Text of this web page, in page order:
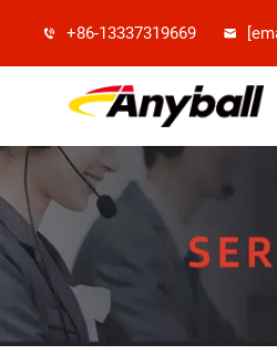
+86-13337319669